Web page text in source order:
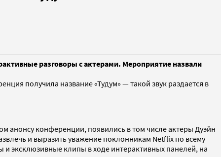
разговоры с актерами. Мероприятие назвали
получила название «Тудум» — такой звук раздается в
анонсу конференции, появились в том числе актеры Дуэйн
и выразить уважение поклонникам Netflix по всему
эксклюзивные клипы в ходе интерактивных панелей, на